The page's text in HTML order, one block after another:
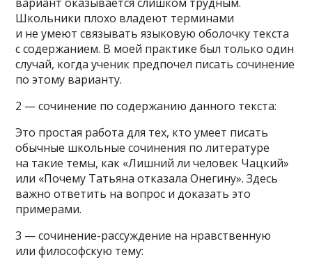
Школьники плохо владеют терминами
и не умеют связывать языковую оболочку текста
с содержанием. В моей практике был только один
случай, когда ученик предпочел писать сочинение
по этому варианту.
2 — сочинение по содержанию данного текста:
Это простая работа для тех, кто умеет писать
обычные школьные сочинения по литературе
на такие темы, как «Лишний ли человек Чацкий»
или «Почему Татьяна отказала Онегину». Здесь
важно ответить на вопрос и доказать это
примерами.
3 — сочинение-рассуждение на нравственную
или философскую тему: